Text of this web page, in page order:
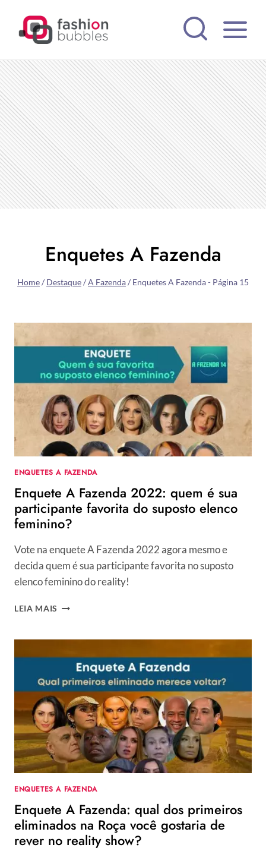
Enquetes A Fazenda
Home/ Destaque/A Fazenda/ Enquetes A Fazenda- Página 15
ENQUETES A FAZENDA
Enquete A Fazenda 2022: quem é sua
participante favorita do suposto elenco
feminino?
Vote na enquete A Fazenda 2022 agora mesmo e
decida quem é sua participante favorita no suposto
elenco feminino do reality!
LEIA MAIS ENQUETE
2022:
QUEM
SUA
PARTICIPANTE
FAVORITA
DO
SUPOSTO
ELENCO
FEMININO?
ENQUETES A FAZENDA
Enquete A Fazenda: qual dos primeiros
eliminados na Roça você gostaria de
rever no reality show?